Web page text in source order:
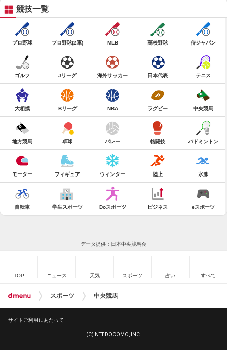
競技一覧
プロ野球 プロ野球(2軍) MLB 高校野球 侍ジャパン
ゴルフ Jリーグ 海外サッカー 日本代表 テニス
大相撲 Bリーグ NBA ラグビー 中央競馬
地方競馬 卓球 バレー 格闘技 バドミントン
モーター フィギュア ウィンター 陸上 水泳
自転車 学生スポーツ Doスポーツ ビジネス eスポーツ
データ提供：日本中央競馬会
TOP ニュース 天気 スポーツ 占い すべて
スポーツ 中央競馬
サイトご利用にあたって
(C) NTT DOCOMO, INC.